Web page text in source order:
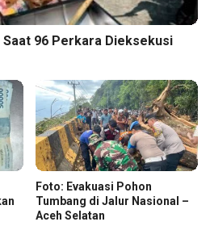
96 Perkara Dieksekusi
Foto: Evakuasi Pohon
Tumbang di Jalur Nasional –
Aceh Selatan